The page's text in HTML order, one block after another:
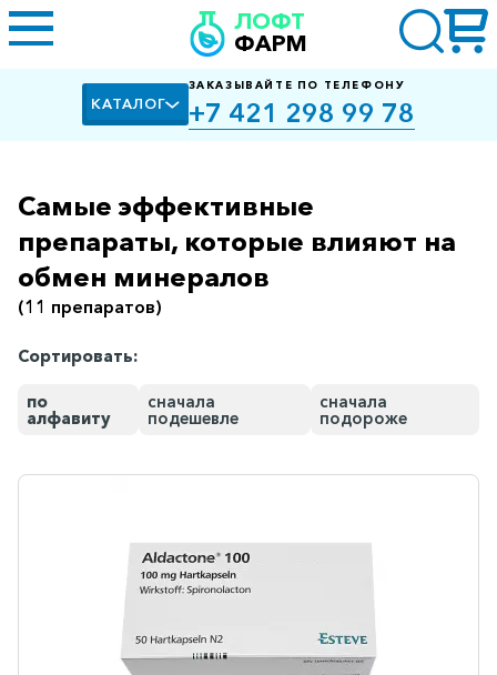
ЛОФТ
ФАРМ
КАТАЛОГ
ЗАКАЗЫВАЙТЕ ПО ТЕЛЕФОНУ
+7 421 298 99 78
Алкоголизм,
курение
Альцгеймера
Биологически
Витаминные
Гематологические
Гепатопротекторы
Самые эффективные
препараты, которые влияют на
обмен минералов
(11 препаратов)
Сортировать:
по
алфавиту
сначала
подешевле
сначала
подороже